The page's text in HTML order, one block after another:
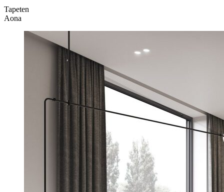
Tapeten
Aona